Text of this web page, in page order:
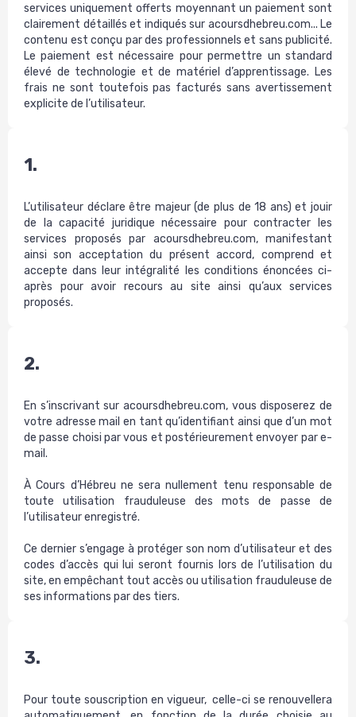
services uniquement offerts moyennant un paiement sont
clairement détaillés et indiqués sur acoursdhebreu.com... Le
contenu est conçu par des professionnels et sans publicité.
Le paiement est nécessaire pour permettre un standard
élevé de technologie et de matériel d’apprentissage. Les
frais ne sont toutefois pas facturés sans avertissement
explicite de l’utilisateur.
1.
L’utilisateur déclare être majeur (de plus de 18 ans) et jouir
de la capacité juridique nécessaire pour contracter les
services proposés par acoursdhebreu.com, manifestant
ainsi son acceptation du présent accord, comprend et
accepte dans leur intégralité les conditions énoncées ci-
après pour avoir recours au site ainsi qu’aux services
proposés.
2.
En s’inscrivant sur acoursdhebreu.com, vous disposerez de
votre adresse mail en tant qu’identifiant ainsi que d’un mot
de passe choisi par vous et postérieurement envoyer par e-
mail.
À Cours d’Hébreu ne sera nullement tenu responsable de
toute utilisation frauduleuse des mots de passe de
l’utilisateur enregistré.
Ce dernier s’engage à protéger son nom d’utilisateur et des
codes d’accès qui lui seront fournis lors de l’utilisation du
site, en empêchant tout accès ou utilisation frauduleuse de
ses informations par des tiers.
3.
Pour toute souscription en vigueur, celle-ci se renouvellera